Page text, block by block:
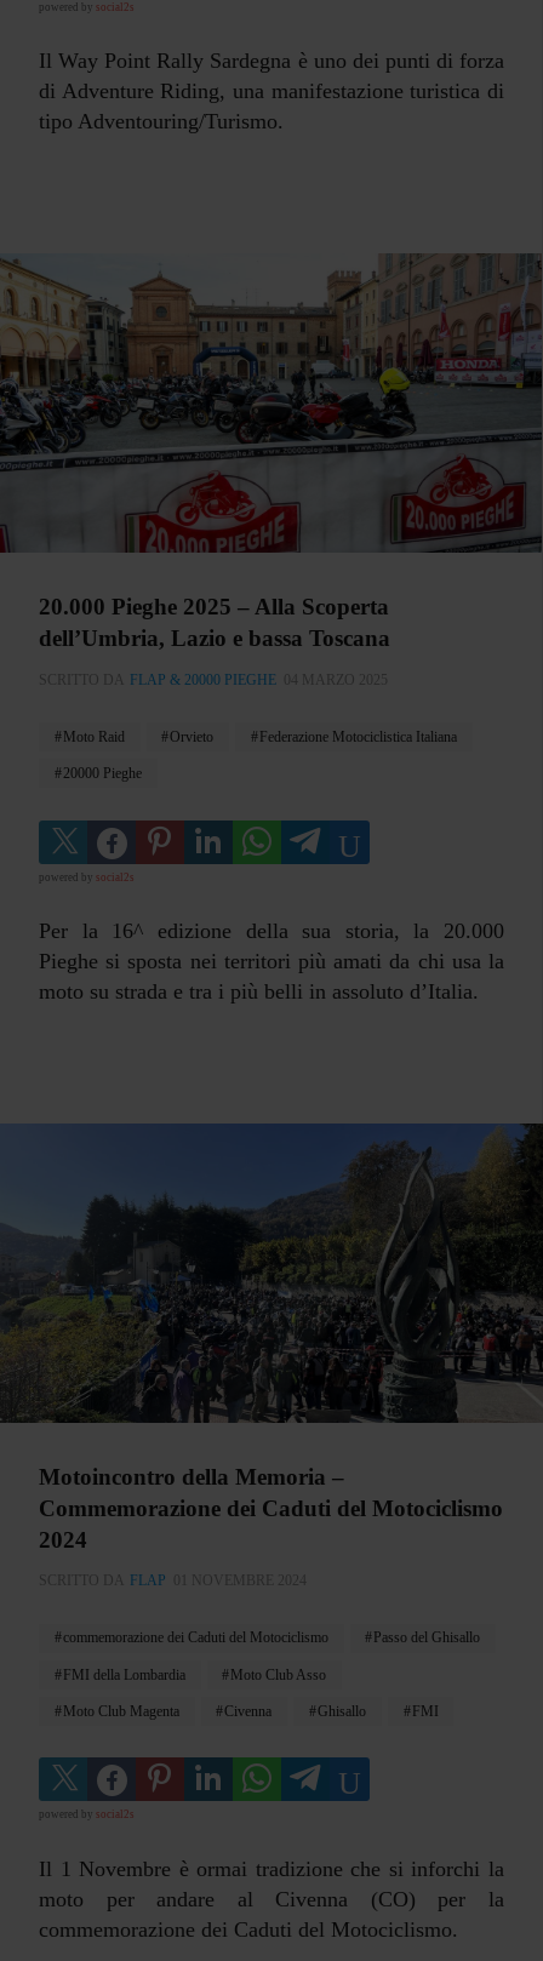
powered by social2s
Il Way Point Rally Sardegna è uno dei punti di forza
di Adventure Riding, una manifestazione turistica di
tipo Adventouring/Turismo.
20.000 Pieghe 2025 – Alla Scoperta
dell’Umbria, Lazio e bassa Toscana
SCRITTO DA FLAP & 20000 PIEGHE 04 MARZO 2025
Moto Raid Orvieto Federazione Motociclistica Italiana
20000 Pieghe
powered by social2s
Per la 16^ edizione della sua storia, la 20.000
Pieghe si sposta nei territori più amati da chi usa la
moto su strada e tra i più belli in assoluto d’Italia.
Motoincontro della Memoria –
Commemorazione dei Caduti del Motociclismo
2024
SCRITTO DA FLAP 01 NOVEMBRE 2024
commemorazione dei Caduti del Motociclismo Passo del Ghisallo
FMI della Lombardia Moto Club Asso
Moto Club Magenta Civenna Ghisallo FMI
powered by social2s
Il 1 Novembre è ormai tradizione che si inforchi la
moto per andare al Civenna (CO) per la
commemorazione dei Caduti del Motociclismo.